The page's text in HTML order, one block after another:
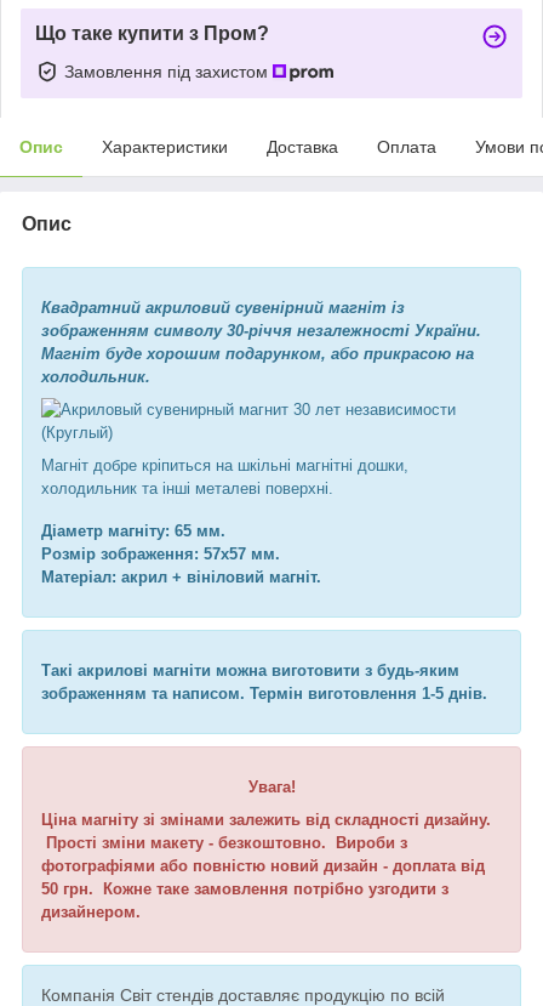
Що таке купити з Пром?
Замовлення під захистом
Опис Характеристики Доставка Оплата Умови
Опис
Квадратний акриловий сувенірний магніт із
зображенням символу 30-річчя незалежності України.
Магніт буде хорошим подарунком, або прикрасою на
холодильник.
Магніт добре кріпиться на шкільні магнітні дошки,
холодильник та інші металеві поверхні.
Діаметр магніту: 65 мм.
Розмір зображення: 57х57 мм.
Матеріал: акрил + вініловий магніт.
Такі акрилові магніти можна виготовити з будь-яким
зображенням та написом. Термін виготовлення 1-5 днів.
Увага!
Ціна магніту зі змінами залежить від складності дизайну.
Прості зміни макету - безкоштовно. Вироби з
фотографіями або повністю новий дизайн - доплата від
50 грн. Кожне таке замовлення потрібно узгодити з
дизайнером.
Компанія Світ стендів доставляє продукцію по всій